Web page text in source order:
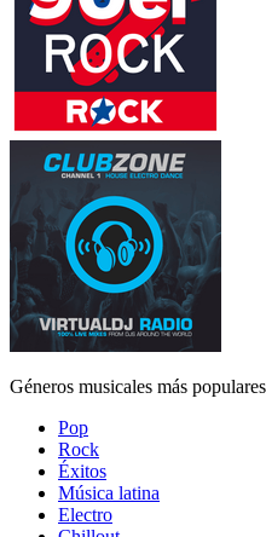
Géneros musicales más populares
Pop
Rock
Éxitos
Música latina
Electro